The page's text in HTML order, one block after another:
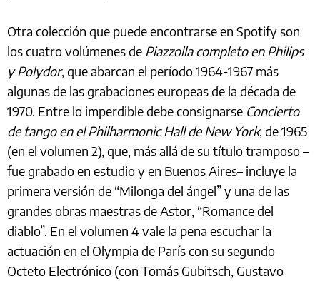
Otra colección que puede encontrarse en Spotify son
los cuatro volúmenes de Piazzolla completo en Philips
y Polydor, que abarcan el período 1964-1967 más
algunas de las grabaciones europeas de la década de
1970. Entre lo imperdible debe consignarse Concierto
de tango en el Philharmonic Hall de New York, de 1965
(en el volumen 2), que, más allá de su título tramposo –
fue grabado en estudio y en Buenos Aires– incluye la
primera versión de “Milonga del ángel” y una de las
grandes obras maestras de Astor, “Romance del
diablo”. En el volumen 4 vale la pena escuchar la
actuación en el Olympia de París con su segundo
Octeto Electrónico (con Tomás Gubitsch, Gustavo